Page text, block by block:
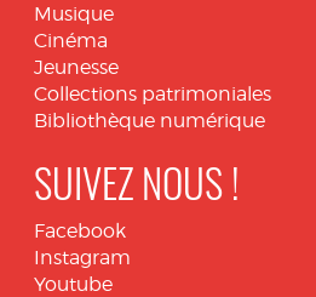
Musique
Cinéma
Jeunesse
Collections patrimoniales
Bibliothèque numérique
SUIVEZ NOUS !
Facebook
Instagram
Youtube